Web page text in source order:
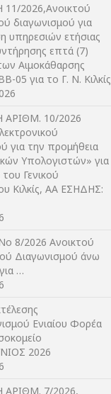
2026,Ανοικτού
διαγωνισμού για
υπηρεσιών ετήσιας
επτά (7)
Αιμοκάθαρσης
05 για το Γ. Ν. Κιλκίς
ΑΡIΘΜ. 10/2026
για την προμήθεια
Υπολογιστών» για
του Γενικού
Κιλκίς, ΑΑ ΕΣΗΔΗΣ:
8/2026 Ανοικτού
Διαγωνισμού άνω
…
Ενιαίου Φορέα
2026
ΑΡIΘΜ. 7/2026,